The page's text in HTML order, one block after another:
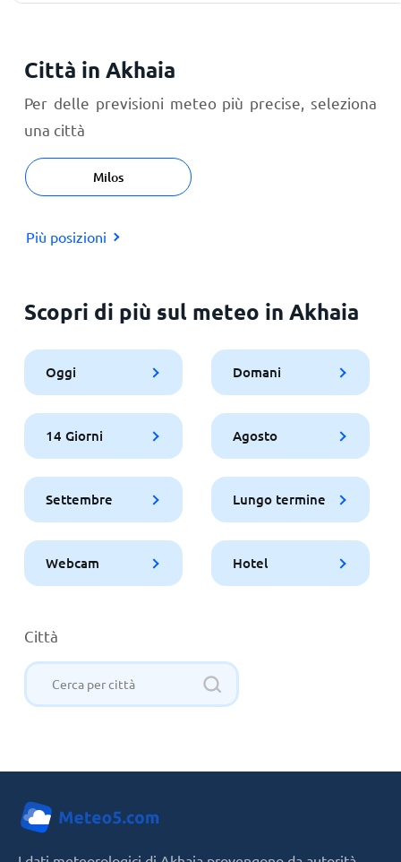
Città in Akhaia
Per delle previsioni meteo più precise, seleziona
una città
Milos
Più posizioni
Scopri di più sul meteo in Akhaia
Oggi Domani
14 Giorni Agosto
Settembre Lungo termine
Webcam Hotel
Città